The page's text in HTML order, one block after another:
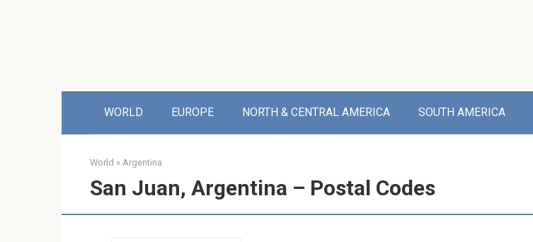
WORLD EUROPE NORTH & CENTRAL AMERICA SOUTH AMERICA
World » Argentina
San Juan, Argentina – Postal Codes